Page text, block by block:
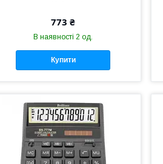
773 ₴
В наявності 2 од.
Купити